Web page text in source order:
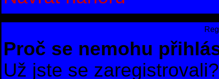
Proč se nemohu
Už jste se